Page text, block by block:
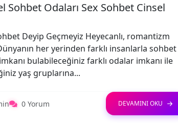
Sohbet Odaları Sex Sohbet Cinsel
Deyip Geçmeyiz Heyecanlı, romantizm
her yerinden farklı insanlarla sohbet
bulabileceğiniz farklı odalar imkanı ile
yaş gruplarına...
0 Yorum DEVAMINI OKU